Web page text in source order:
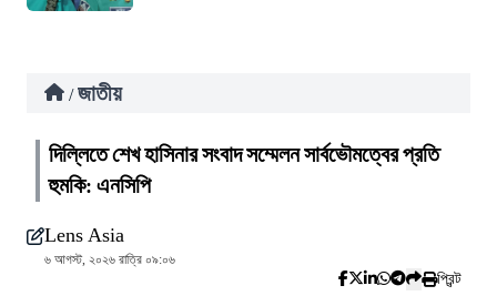
/ জাতীয়
দিল্লিতে শেখ হাসিনার সংবাদ সম্মেলন সার্বভৌমত্বের প্রতি
হুমকি: এনসিপি
Lens Asia
৬ আগস্ট, ২০২৬ রাত্রি ০৯:০৬
প্রিন্ট